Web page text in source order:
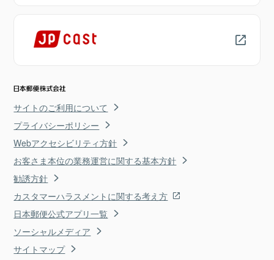
サイトのご利用について
プライバシーポリシー
Webアクセシビリティ方針
お客さま本位の業務運営に関する基本方針
勧誘方針
カスタマーハラスメントに関する考え方
日本郵便公式アプリ一覧
ソーシャルメディア
サイトマップ